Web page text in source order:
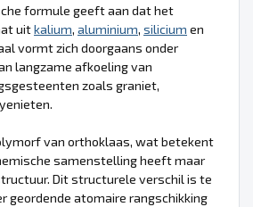
formule geeft aan dat het
uitkalium, aluminium, silicium en
vormt zich doorgaans onder
langzame afkoeling van
zoals graniet,
van orthoklaas, wat betekent
samenstelling heeft maar
Dit structurele verschil is te
geordende atomaire rangschikking